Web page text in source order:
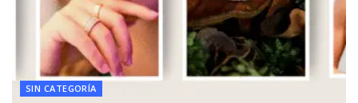
SIN CATEGORÍA